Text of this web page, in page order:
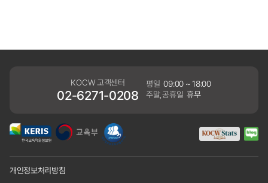
KOCW 고객센터
02-6271-0208
평일 09:00 ~ 18:00
주말,공휴일 휴무
개인정보처리방침